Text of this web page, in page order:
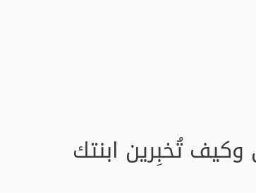
تُخبِرين ابنتك